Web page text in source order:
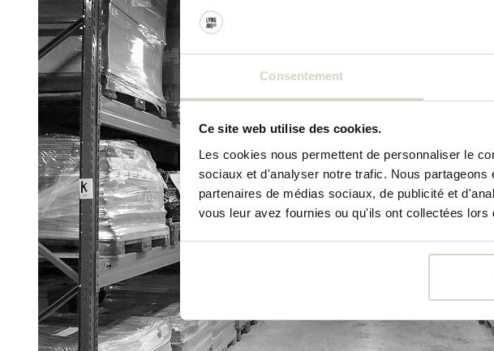
Consentement
Ce site web utilise des cookies.
Les cookies nous permettent de personnaliser le
sociaux et d'analyser notre trafic. Nous
partenaires de médias sociaux, de publicité et
vous leur avez fournies ou qu'ils ont collectées